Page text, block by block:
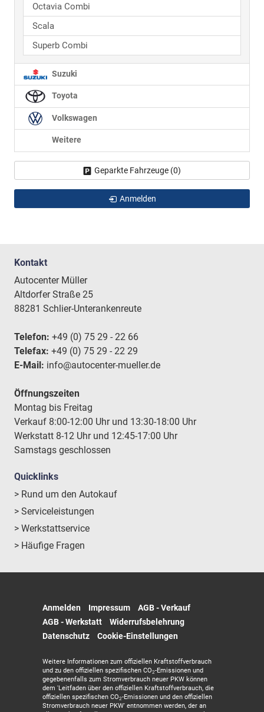
Octavia Combi
Scala
Superb Combi
Suzuki
Toyota
Volkswagen
Weitere
Geparkte Fahrzeuge (0)
Anmelden
Kontakt
Autocenter Müller
Altdorfer Straße 25
88281 Schlier-Unterankenreute
Telefon: +49 (0) 75 29 - 22 66
Telefax: +49 (0) 75 29 - 22 29
E-Mail: info@autocenter-mueller.de
Öffnungszeiten
Montag bis Freitag
Verkauf 8:00-12:00 Uhr und 13:30-18:00 Uhr
Werkstatt 8-12 Uhr und 12:45-17:00 Uhr
Samstags geschlossen
Quicklinks
> Rund um den Autokauf
> Serviceleistungen
> Werkstattservice
> Häufige Fragen
Anmelden Impressum
AGB - Verkauf
AGB - Werkstatt
Widerrufsbelehrung
Datenschutz
Cookie-Einstellungen
Weitere Informationen zum offiziellen Kraftstoffverbrauch
und zu den offiziellen spezifischen CO2-Emissionen und
gegebenenfalls zum Stromverbrauch neuer PKW können
dem 'Leitfaden über den offiziellen Kraftstoffverbrauch, die
offiziellen spezifischen CO2-Emissionen und den offiziellen
Stromverbrauch neuer PKW' entnommen werden, der an